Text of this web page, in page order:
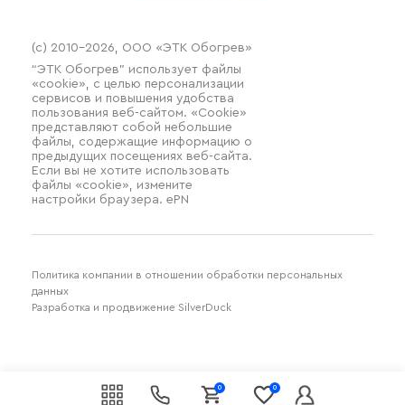
0 0
(c) 2010–2026, ООО «ЭТК Обогрев»
“ЭТК Обогрев” использует файлы
«cookie», с целью персонализации
сервисов и повышения удобства
пользования веб-сайтом. «Cookie»
представляют собой небольшие
файлы, содержащие информацию о
предыдущих посещениях веб-сайта.
Если вы не хотите использовать
файлы «cookie», измените
настройки браузера. ePN
Политика компании в отношении обработки персональных
данных
Разработка и продвижение SilverDuck